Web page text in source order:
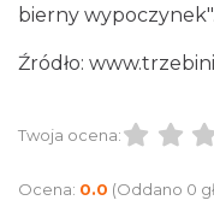
bierny wypoczynek".
Źródło:
Twoja ocena:
Ocena: 0.0 (Oddano 0